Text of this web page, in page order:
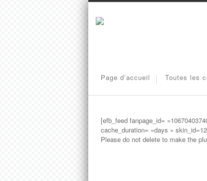
Page d’accueil Toutes les
[efb_feed fanpage_id=
cache_duration= »days »
Please do not delete to make the